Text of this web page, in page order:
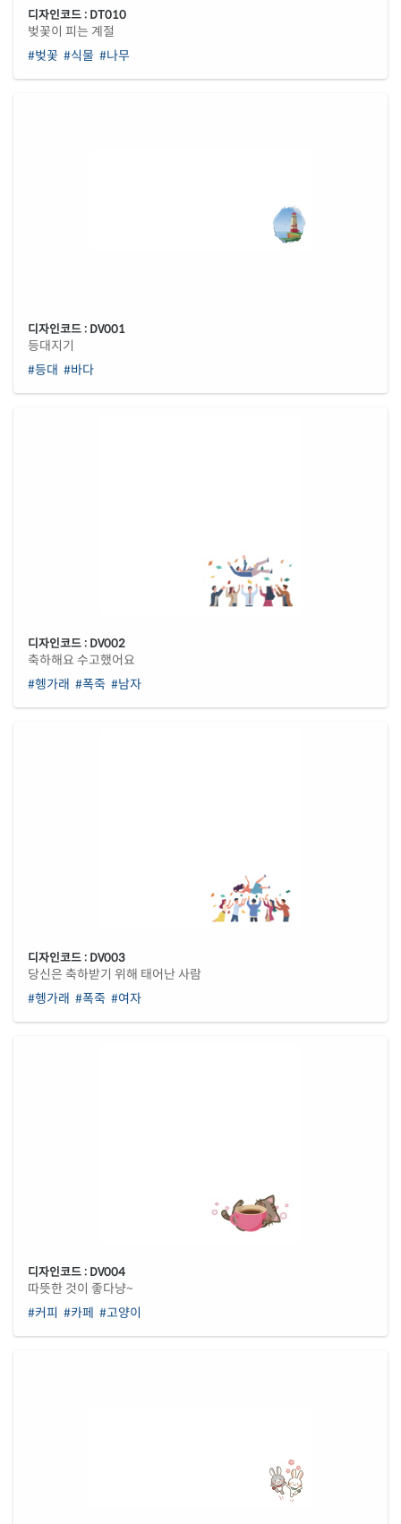
디자인코드 : DT010
벚꽃이 피는 계절
#벚꽃 #식물 #나무
디자인코드 : DV001
등대지기
#등대 #바다
디자인코드 : DV002
축하해요 수고했어요
#헹가래 #폭죽 #남자
디자인코드 : DV003
당신은 축하받기 위해 태어난 사람
#헹가래 #폭죽 #여자
디자인코드 : DV004
따뜻한 것이 좋다냥~
#커피 #카페 #고양이